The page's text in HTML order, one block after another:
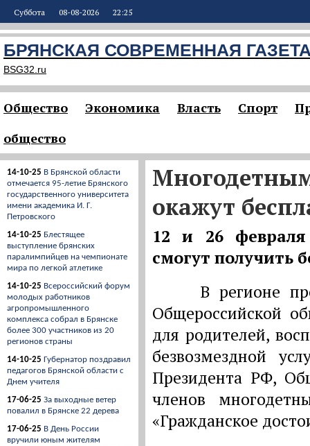
Суббота 08-08-2026 22:25
БРЯНСКАЯ СОВРЕМЕННАЯ
BSG32.ru
Общество Экономика Власть Спорт
общество
14-10-25 В Брянской области
отмечается 95-летие Брянского
государственного университета
имени академика И. Г.
Петровского
14-10-25 Блестящее
выступление брянских
паралимпийцев на чемпионате
мира по легкой атлетике
14-10-25 Всероссийский форум
молодых работников
агропромышленного
комплекса собрал в Брянске
более 300 участников из 20
регионов страны
14-10-25 Губернатор поздравил
педагогов Брянской области с
Днем учителя
17-06-25 За выходные ветер
повалил в Брянске 22 дерева
17-06-25 В День России
вручили юным жителям
окажут
12 и 26
смогут получить
В регионе
Общероссийской
для родителей,
безвозмездной
Президента РФ,
членов
«Гражданское